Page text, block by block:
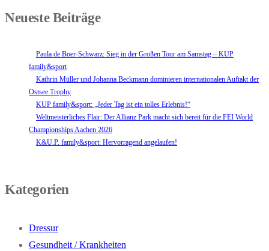
Neueste Beiträge
Paula de Boer-Schwarz: Sieg in der Großen Tour am Samstag – KUP
family&sport
Kathrin Müller und Johanna Beckmann dominieren internationalen Auftakt der
Ostsee Trophy
KUP family&sport: „Jeder Tag ist ein tolles Erlebnis!“
Weltmeisterliches Flair: Der Allianz Park macht sich bereit für die FEI World
Championships Aachen 2026
K&U.P. family&sport: Hervorragend angelaufen!
Kategorien
Dressur
Gesundheit / Krankheiten